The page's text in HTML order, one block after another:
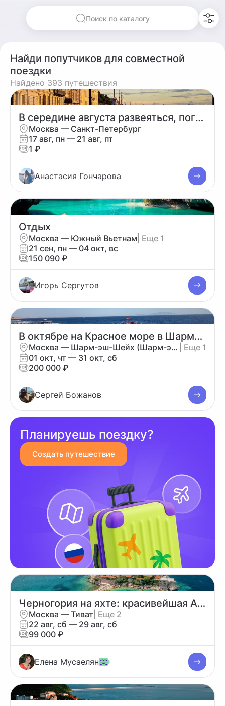
Поиск по каталогу
Найди попутчиков для совместной
поездки
Найдено 393 путешествия
В середине августа развеяться, погулять
Москва — Санкт-Петербург
17 авг, пн — 21 авг, пт
1 ₽
Анастасия Гончарова
Отдых
Москва — Южный Вьетнам | Еще 1
21 сен, пн — 04 окт, вс
150 090 ₽
Игорь Сергутов
В октябре на Красное море в Шарм-эль-шейх.
Москва — Шарм-эш-Шейх (Шарм-эль-Шейх)
| Еще 1
01 окт, чт — 31 окт, сб
200 000 ₽
Сергей Божанов
Планируешь поездку?
Создать путешествие
Черногория на яхте: красивейшая Адриатика под парусами (ЕВРОПА БЕЗ ВИЗЫ!)
Москва — Тиват | Еще 2
22 авг, сб — 29 авг, сб
99 000 ₽
Елена Мусаелян